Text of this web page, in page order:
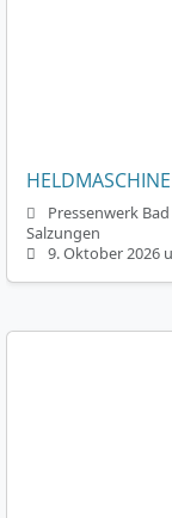
Pressenwerk
Salzungen
9. Oktober 2026